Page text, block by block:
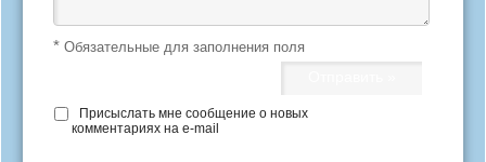
* Обязательные для заполнения поля
Присыслать мне сообщение о новых
комментариях на e-mail